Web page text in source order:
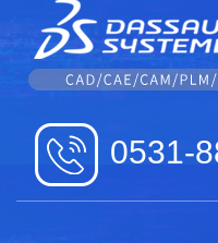
0531-